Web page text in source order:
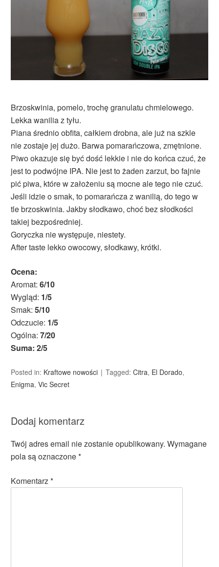
Brzoskwinia, pomelo, trochę granulatu chmielowego.
Lekka wanilia z tyłu.
Piana średnio obfita, całkiem drobna, ale już na szkle
nie zostaje jej dużo. Barwa pomarańczowa, zmętnione.
Piwo okazuje się być dość lekkie i nie do końca czuć, że
jest to podwójne IPA. Nie jest to żaden zarzut, bo fajnie
pić piwa, które w założeniu są mocne ale tego nie czuć.
Jeśli idzie o smak, to pomarańcza z wanilią, do tego w
tle brzoskwinia. Jakby słodkawo, choć bez słodkości
takiej bezpośredniej.
Goryczka nie występuje, niestety.
After taste lekko owocowy, słodkawy, krótki.
Ocena:
Aromat:6/10
Wygląd: 1/5
Smak:5/10
Odczucie: 1/5
Ogólna:7/20
Suma: 2/5
Posted in: Kraftowe nowości Tagged:Citra, El Dorado,
Enigma,Vic Secret
Dodaj komentarz
Twój adres email nie zostanie opublikowany. Wymagane
pola są oznaczone*
Komentarz*